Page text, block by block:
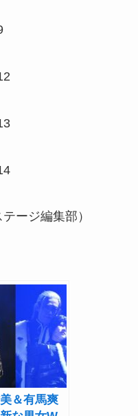
ージ編集部）
＆有馬爽